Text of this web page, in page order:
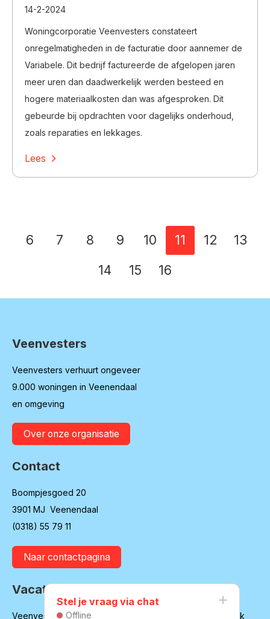
14-2-2024
Woningcorporatie Veenvesters constateert
onregelmatigheden in de facturatie door aannemer de
Variabele. Dit bedrijf factureerde de afgelopen jaren
meer uren dan daadwerkelijk werden besteed en
hogere materiaalkosten dan was afgesproken. Dit
gebeurde bij opdrachten voor dagelijks onderhoud,
zoals reparaties en lekkages.
Lees
Selecteer een pagina
6 7 8 9 10 11 12
13
14
15 16
Contactinformatie
Veenvesters
Veenvesters verhuurt ongeveer
9.000 woningen in Veenendaal
en omgeving
Over onze organisatie
Contact
Boompjesgoed 20
3901 MJ Veenendaal
(0318) 55 79 11
Naar contactpagina
Vacatures
Veenvesters blijft in ontwikkeling en is regelmatig op zoek
Stel je vraag via chat
Offline